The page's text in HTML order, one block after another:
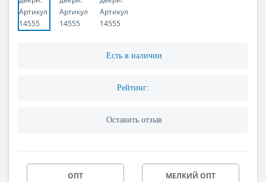
Есть в наличии
Рейтинг:
Оставить отзыв
ОПТ МЕЛКИЙ ОПТ